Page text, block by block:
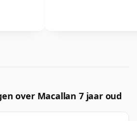
over Macallan 7 jaar oud